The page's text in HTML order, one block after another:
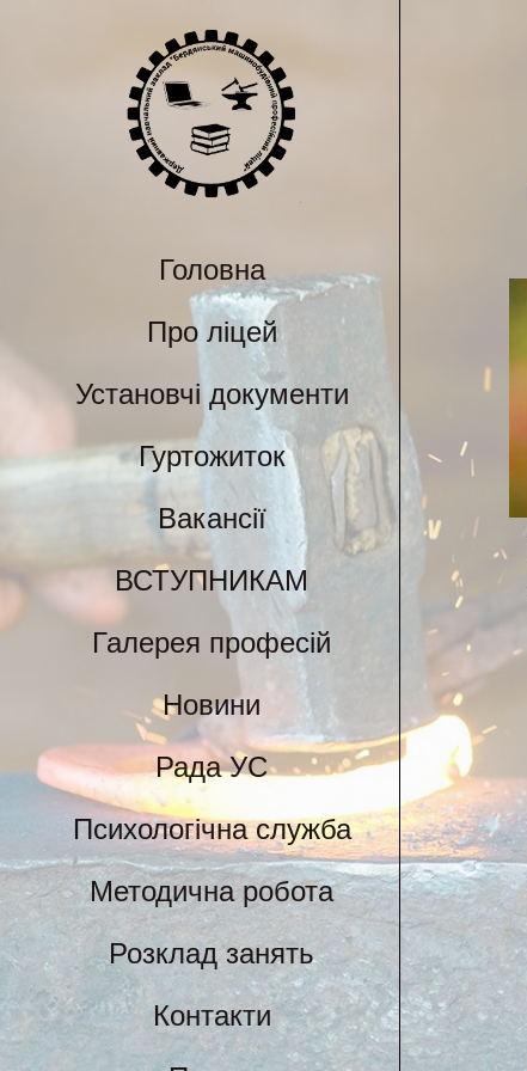
Головна
Про ліцей
Установчі документи
Гуртожиток
Вакансії
ВСТУПНИКАМ
Галерея професій
Новини
Рада УС
Психологічна служба
Методична робота
Розклад занять
Контакти